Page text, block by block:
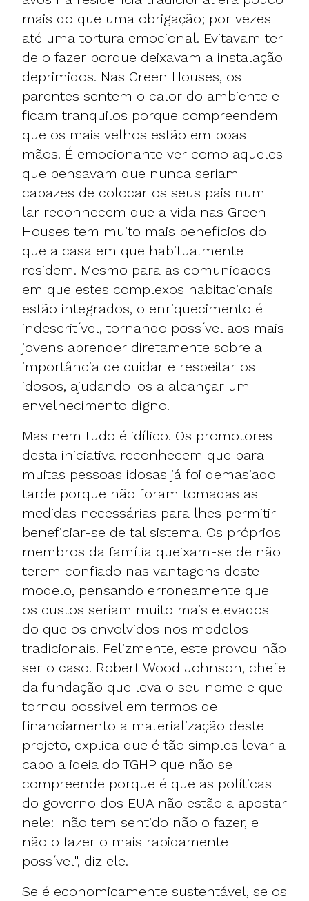
mais do que uma obrigação; por vezes
até uma tortura emocional. Evitavam ter
de o fazer porque deixavam a instalação
deprimidos. Nas Green Houses, os
parentes sentem o calor do ambiente e
ficam tranquilos porque compreendem
que os mais velhos estão em boas
mãos. É emocionante ver como aqueles
que pensavam que nunca seriam
capazes de colocar os seus pais num
lar reconhecem que a vida nas Green
Houses tem muito mais benefícios do
que a casa em que habitualmente
residem. Mesmo para as comunidades
em que estes complexos habitacionais
estão integrados, o enriquecimento é
indescritível, tornando possível aos mais
jovens aprender diretamente sobre a
importância de cuidar e respeitar os
idosos, ajudando-os a alcançar um
envelhecimento digno.
Mas nem tudo é idílico. Os promotores
desta iniciativa reconhecem que para
muitas pessoas idosas já foi demasiado
tarde porque não foram tomadas as
medidas necessárias para lhes permitir
beneficiar-se de tal sistema. Os próprios
membros da família queixam-se de não
terem confiado nas vantagens deste
modelo, pensando erroneamente que
os custos seriam muito mais elevados
do que os envolvidos nos modelos
tradicionais. Felizmente, este provou não
ser o caso. Robert Wood Johnson, chefe
da fundação que leva o seu nome e que
tornou possível em termos de
financiamento a materialização deste
projeto, explica que é tão simples levar a
cabo a ideia do TGHP que não se
compreende porque é que as políticas
do governo dos EUA não estão a apostar
nele: "não tem sentido não o fazer, e
não o fazer o mais rapidamente
possível", diz ele.
Se é economicamente sustentável, se os